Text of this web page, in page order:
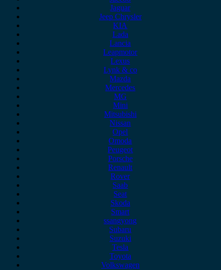
Jaguar
Jeep Chrysler
KIA
Lada
Lancia
Leapmotor
Lexus
Lynk & co
Mazda
Mercedes
MG
Mini
Mitsubishi
Nissan
Opel
Omoda
Peugeot
Porsche
Renault
Rover
Saab
Seat
Skoda
Smart
ssangyong
Subaru
Suzuki
Tesla
Toyota
Volkswagen